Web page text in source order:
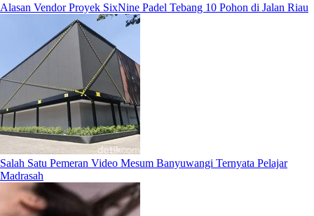
Alasan Vendor Proyek SixNine Padel Tebang 10 Pohon di Jalan Riau
Salah Satu Pemeran Video Mesum Banyuwangi Ternyata Pelajar
Madrasah